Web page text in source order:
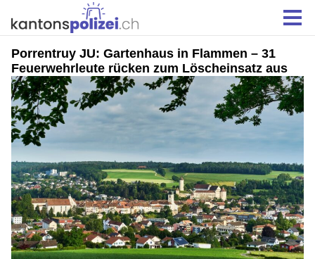
Porrentruy JU: Gartenhaus in Flammen – 31
Feuerwehrleute rücken zum Löscheinsatz aus